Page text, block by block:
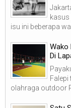
kasus
isu ini beberapa
Wako
Di
Falepi
olahraga outdoor